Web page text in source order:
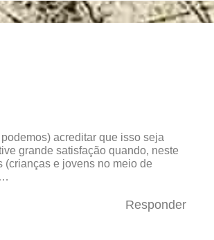
acreditar que isso seja
grande satisfação quando, neste
e jovens no meio de
Responder